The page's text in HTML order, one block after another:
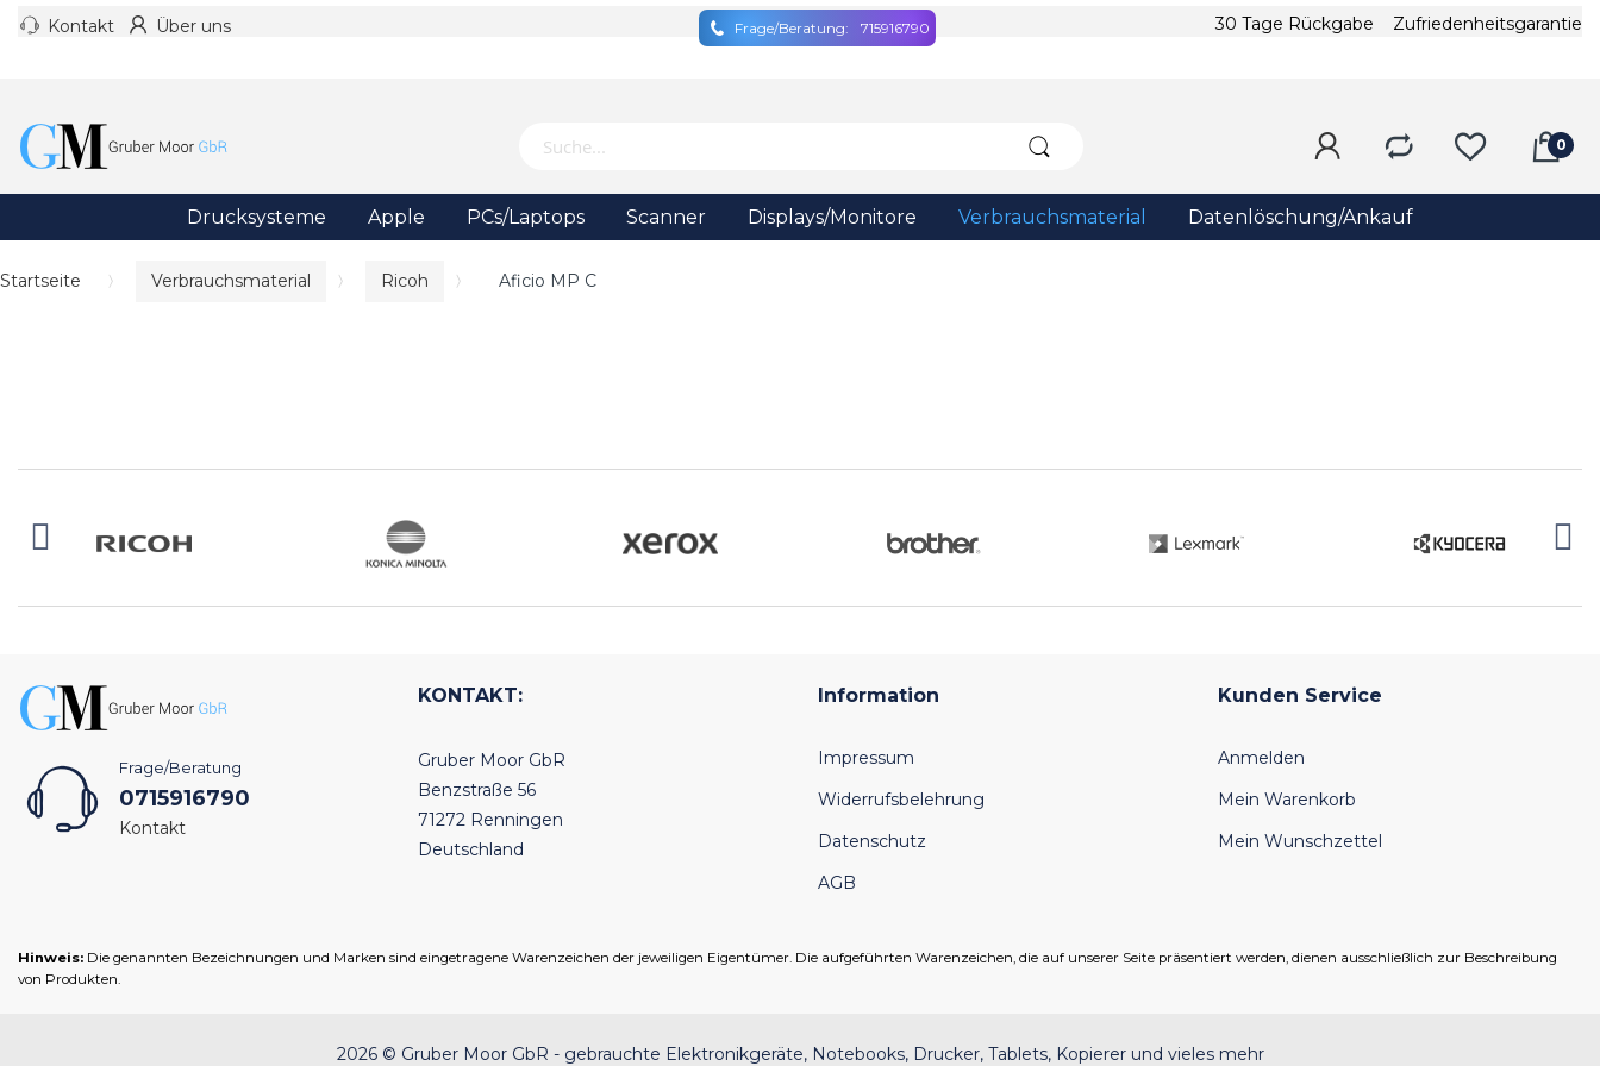
Kontakt Über uns Frage/Beratung: 715916790 30 Tage Rückgabe Zufriedenheitsgarantie
Drucksysteme Apple PCs/Laptops Scanner Displays/Monitore Verbrauchsmaterial Datenlöschung/Ankauf
Startseite Verbrauchsmaterial Ricoh Aficio MP C
Frage/Beratung
0715916790
Kontakt
KONTAKT:
Gruber Moor GbR
Benzstraße 56
71272 Renningen
Deutschland
Information
Impressum
Widerrufsbelehrung
Datenschutz
AGB
Kunden Service
Anmelden
Mein Warenkorb
Mein Wunschzettel
Hinweis: Die genannten Bezeichnungen und Marken sind eingetragene Warenzeichen der jeweiligen Eigentümer. Die aufgeführten Warenzeichen, die auf unserer Seite präsentiert werden, dienen ausschließlich zur Beschreibung
von Produkten.
2026 © Gruber Moor GbR - gebrauchte Elektronikgeräte, Notebooks, Drucker, Tablets, Kopierer und vieles mehr